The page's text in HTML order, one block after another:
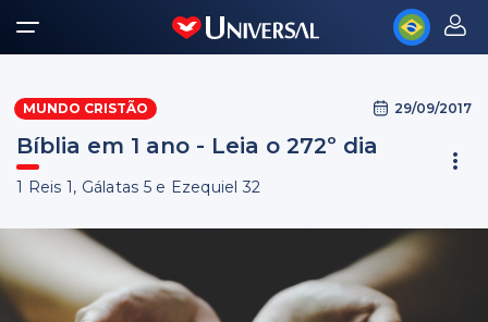
MUNDO CRISTÃO 29/09/2017
Bíblia em 1 ano - Leia o 272º dia
1 Reis 1, Gálatas 5 e Ezequiel 32